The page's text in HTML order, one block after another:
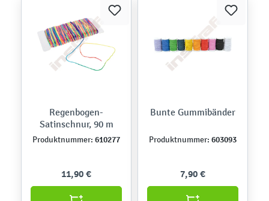
Regenbogen-
Satinschnur, 90 m
Produktnummer: 610277
11,90 €
Bunte Gummibänder
Produktnummer: 603093
7,90 €